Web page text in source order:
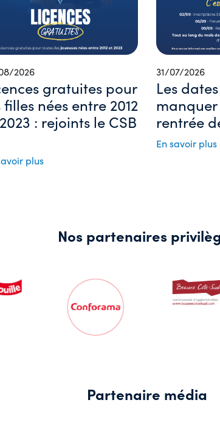
2026
gratuites pour
filles nées entre 2012
: rejoints le CSB
plus
31/07/2026
Les
rentrée
En savoir plus
Nos partenaires
Partenaire média